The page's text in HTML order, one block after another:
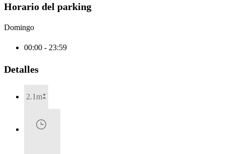
Horario del parking
Domingo
00:00 - 23:59
Detalles
2.1m